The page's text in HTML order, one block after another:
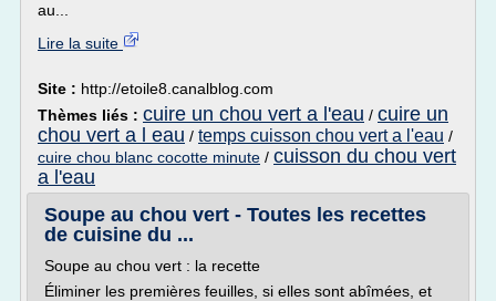
au...
Lire la suite
Site : http://etoile8.canalblog.com
Thèmes liés : cuire un chou vert a l'eau / cuire un
chou vert a l eau / temps cuisson chou vert a l'eau /
cuire chou blanc cocotte minute / cuisson du chou vert
a l'eau
Soupe au chou vert - Toutes les recettes
de cuisine du ...
Soupe au chou vert : la recette
Éliminer les premières feuilles, si elles sont abîmées, et